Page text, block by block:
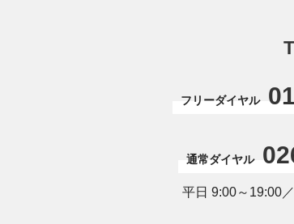
フリーダイヤル
通常ダイヤル
平日 9:00～19:00